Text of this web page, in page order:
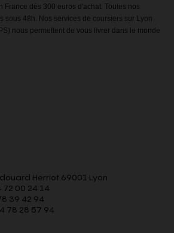
France dès 300 euros d'achat. Toutes nos
sous 48h. Nos services de coursiers sur Lyon
nous permettent de vous livrer dans le monde
Herriot 69001 Lyon
72 00 24 14
39 42 94
78 28 57 94